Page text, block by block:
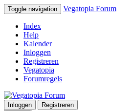
Toggle navigation Vegatopia Forum
Index
Help
Kalender
Inloggen
Registreren
Vegatopia
Forumregels
Inloggen
Registreren